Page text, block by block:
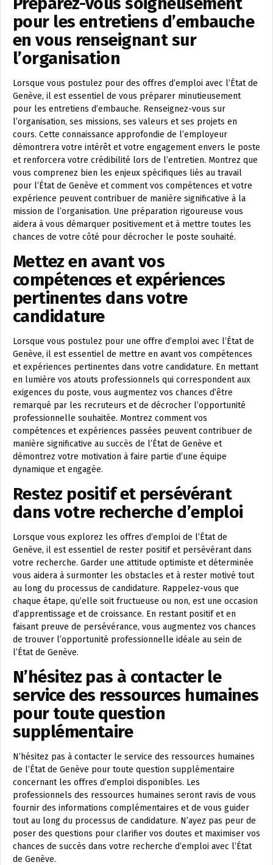
pour les entretiens d’embauche
en vous renseignant sur
l’organisation
Lorsque vous postulez pour des offres d’emploi avec l’État de
Genève, il est essentiel de vous préparer minutieusement
pour les entretiens d’embauche. Renseignez-vous sur
l’organisation, ses missions, ses valeurs et ses projets en
cours. Cette connaissance approfondie de l’employeur
démontrera votre intérêt et votre engagement envers le poste
et renforcera votre crédibilité lors de l’entretien. Montrez que
vous comprenez bien les enjeux spécifiques liés au travail
pour l’État de Genève et comment vos compétences et votre
expérience peuvent contribuer de manière significative à la
mission de l’organisation. Une préparation rigoureuse vous
aidera à vous démarquer positivement et à mettre toutes les
chances de votre côté pour décrocher le poste souhaité.
Mettez en avant vos
compétences et expériences
pertinentes dans votre
candidature
Lorsque vous postulez pour une offre d’emploi avec l’État de
Genève, il est essentiel de mettre en avant vos compétences
et expériences pertinentes dans votre candidature. En mettant
en lumière vos atouts professionnels qui correspondent aux
exigences du poste, vous augmentez vos chances d’être
remarqué par les recruteurs et de décrocher l’opportunité
professionnelle souhaitée. Montrez comment vos
compétences et expériences passées peuvent contribuer de
manière significative au succès de l’État de Genève et
démontrez votre motivation à faire partie d’une équipe
dynamique et engagée.
Restez positif et persévérant
dans votre recherche d’emploi
Lorsque vous explorez les offres d’emploi de l’État de
Genève, il est essentiel de rester positif et persévérant dans
votre recherche. Garder une attitude optimiste et déterminée
vous aidera à surmonter les obstacles et à rester motivé tout
au long du processus de candidature. Rappelez-vous que
chaque étape, qu’elle soit fructueuse ou non, est une occasion
d’apprentissage et de croissance. En restant positif et en
faisant preuve de persévérance, vous augmentez vos chances
de trouver l’opportunité professionnelle idéale au sein de
l’État de Genève.
N’hésitez pas à contacter le
service des ressources humaines
pour toute question
supplémentaire
N’hésitez pas à contacter le service des ressources humaines
de l’État de Genève pour toute question supplémentaire
concernant les offres d’emploi disponibles. Les
professionnels des ressources humaines seront ravis de vous
fournir des informations complémentaires et de vous guider
tout au long du processus de candidature. N’ayez pas peur de
poser des questions pour clarifier vos doutes et maximiser vos
chances de succès dans votre recherche d’emploi avec l’État
de Genève.